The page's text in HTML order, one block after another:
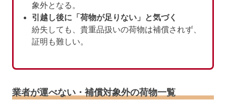
象外となる。
引越し後に「荷物が足りない」と気づく
紛失しても、貴重品扱いの荷物は補償されず、
証明も難しい。
業者が運べない・補償対象外の荷物一覧